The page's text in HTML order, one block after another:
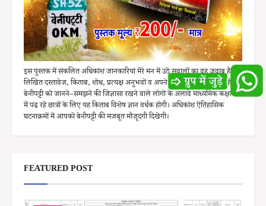
इस पुस्तक में संकलित अधिकांश जानकारियां मेरे मन में उठे सवालों का वह जवाब है, जो
लिखित दस्तावेज, किताब, शोध, प्रत्यक्ष अनुभवों व अपने समाज के बीच से मिला है।
बेनीपट्टी को जानने–समझने की जिज्ञासा रखने वाले लोगों के अलावे माध्यमिक कक्षाओं
में पढ़ रहे छात्रों के लिए यह किताब विशेष ज्ञान वर्धक होगी। अधिकांश ऐतिहासिक
घटनाक्रमों में आपको बेनीपट्टी की मजबूत मौजूदगी दिखेगी।
FEATURED POST